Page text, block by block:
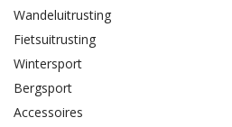
Wandeluitrusting
Fietsuitrusting
Wintersport
Bergsport
Accessoires